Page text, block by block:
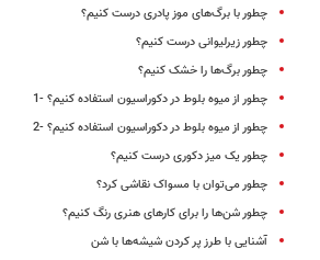
چطور با برگ‌های موز پادری درست کنیم؟
چطور زیرلیوانی درست کنیم؟
چطور برگ‌ها را خشک کنیم؟
چطور از میوه بلوط در دکوراسیون استفاده کنیم؟ -1
چطور از میوه بلوط در دکوراسیون استفاده کنیم؟ -2
چطور یک میز دکوری درست کنیم؟
چطور می‌توان با مسواک نقاشی کرد؟
چطور شن‌ها را برای کارهای هنری رنگ کنیم؟
آشنایی با طرز پر کردن شیشه‌ها با شن